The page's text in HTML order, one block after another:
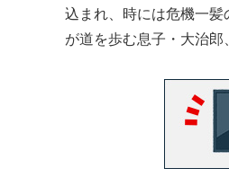
込まれ、時には危機一
が道を歩む息子・大治郎